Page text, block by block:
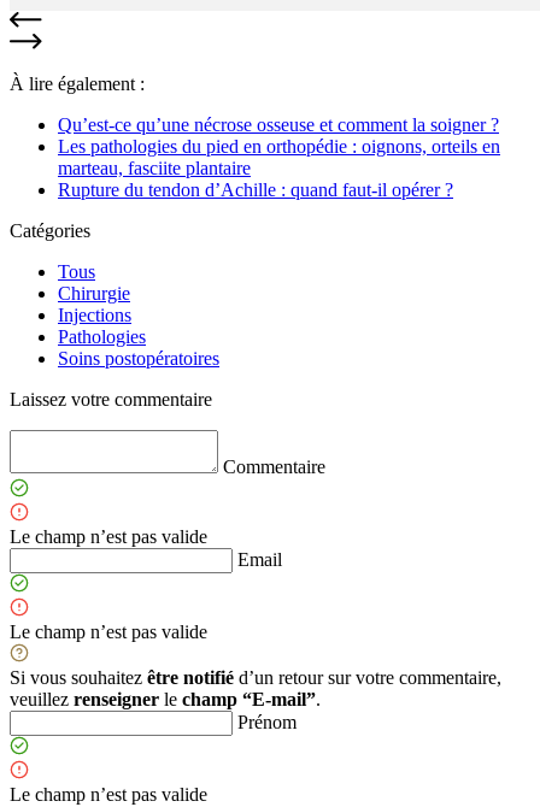
À lire également :
Qu’est-ce qu’une nécrose osseuse et comment la soigner ?
Les pathologies du pied en orthopédie : oignons, orteils en
marteau, fasciite plantaire
Rupture du tendon d’Achille : quand faut-il opérer ?
Catégories
Tous
Chirurgie
Injections
Pathologies
Soins postopératoires
Laissez votre commentaire
Commentaire
Le champ n’est pas valide
Email
Le champ n’est pas valide
Si vous souhaitez être notifié d’un retour sur votre commentaire,
veuillez renseigner le champ “E-mail”.
Prénom
Le champ n’est pas valide